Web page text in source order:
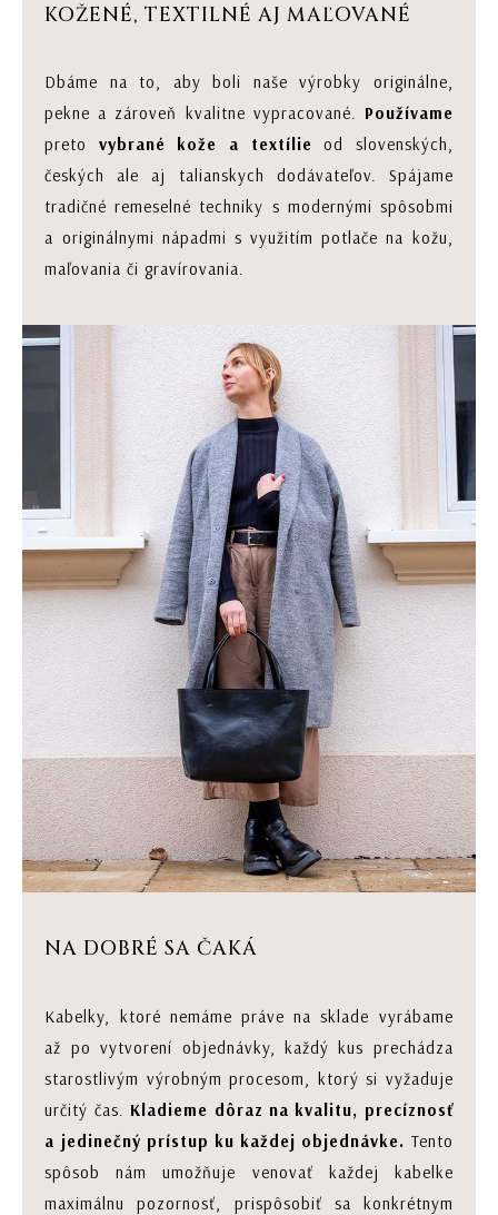
KOŽENÉ, TEXTILNÉ AJ MAĽOVANÉ
Dbáme na to, aby boli naše výrobky originálne,
pekne a zároveň kvalitne vypracované. Používame
preto vybrané kože a textílie od slovenských,
českých ale aj talianskych dodávateľov. Spájame
tradičné remeselné techniky s modernými spôsobmi
a originálnymi nápadmi s využitím potlače na kožu,
maľovania či gravírovania.
NA DOBRÉ SA ČAKÁ
Kabelky, ktoré nemáme práve na sklade vyrábame
až po vytvorení objednávky, každý kus prechádza
starostlivým výrobným procesom, ktorý si vyžaduje
určitý čas. Kladieme dôraz na kvalitu, precíznosť
a jedinečný prístup ku každej objednávke. Tento
spôsob nám umožňuje venovať každej kabelke
maximálnu pozornosť, prispôsobiť sa konkrétnym